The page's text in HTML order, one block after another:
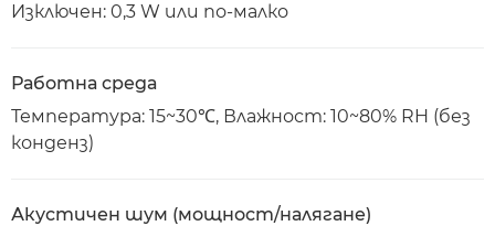
Изключен: 0,3 W или по-малко
Работна среда
Температура: 15~30℃, Влажност: 10~80% RH (без
конденз)
Акустичен шум (мощност/налягане)